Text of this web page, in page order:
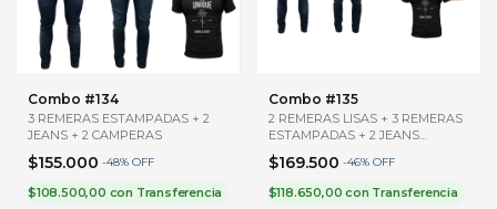
Combo #134
3 REMERAS ESTAMPADAS + 2
JEANS + 2 CAMPERAS
$155.000 -48% OFF
$108.500,00 con Transferencia
Combo #135
2 REMERAS LISAS + 3 REMERAS
ESTAMPADAS + 2 JEANS
AZULES + 2 CAMPERAS
$169.500 -46% OFF
$118.650,00con Transferencia